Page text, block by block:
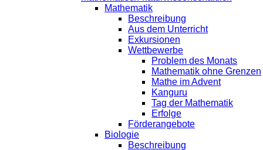
Mathematik
Beschreibung
Aus dem Unterricht
Exkursionen
Wettbewerbe
Problem des Monats
Mathematik ohne Grenzen
Mathe im Advent
Kanguru
Tag der Mathematik
Erfolge
Förderangebote
Biologie
Beschreibung